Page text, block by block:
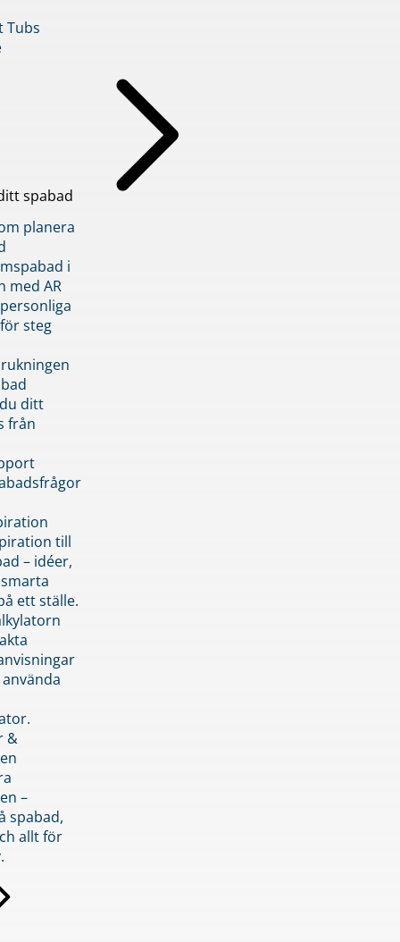
Tubs
spabad
planera
i
med AR
steg
ditt
från
till
– idéer,
ett ställe.
&
–
spabad,
allt för